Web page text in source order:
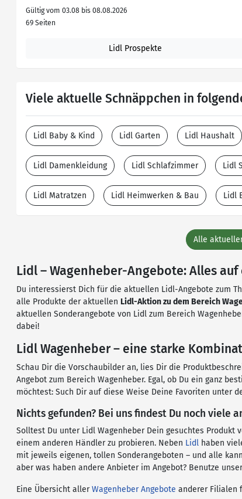
Gültig vom 03.08 bis 08.08.2026
69 Seiten
Lidl Prospekte
Viele aktuelle Schnäppchen in
Lidl Baby & Kind Lidl Garten Lidl Haushalt
Lidl Damenkleidung Lidl Schlafzimmer Lidl
Lidl Matratzen Lidl Heimwerken & Bau Lidl
Alle
Lidl – Wagenheber-Angebote: Alles
Du interessierst Dich für die aktuellen Lidl-Angebote zum
alle Produkte der aktuellen Lidl-Aktion zu dem Bereich
aktuellen Sonderangebote von Lidl zum Bereich
dabei!
Lidl Wagenheber – eine starke
Schau Dir die Vorschaubilder an, lies Dir die
Angebot zum Bereich Wagenheber. Egal, ob Du ein ganz
möchtest: Such Dir auf diese Weise Deine Favoriten unter
Nichts gefunden? Bei uns findest Du noch viele
Solltest Du unter Lidl Wagenheber Dein gesuchtes
einem anderen Händler zu probieren. Neben Lidl haben
mit jeweils eigenen, tollen Sonderangeboten – und alle
aber was haben andere Anbieter im Angebot? Benutze
Eine Übersicht allerWagenheber Angebote anderer Filialen